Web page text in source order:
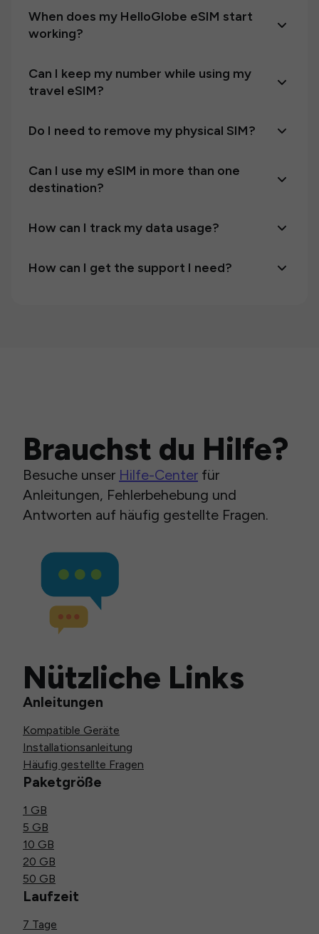
When does my HelloGlobe eSIM start
working?
Can I keep my number while using my
travel eSIM?
Do I need to remove my physical SIM?
Can I use my eSIM in more than one
destination?
How can I track my data usage?
How can I get the support I need?
Brauchst du Hilfe?
Besuche unser Hilfe-Center für
Anleitungen, Fehlerbehebung und
Antworten auf häufig gestellte Fragen.
Nützliche Links
Anleitungen
Kompatible Geräte
Installationsanleitung
Häufig gestellte Fragen
Paketgröße
1 GB
5 GB
10 GB
20 GB
50 GB
Laufzeit
7 Tage